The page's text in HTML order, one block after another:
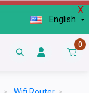
X
English
0